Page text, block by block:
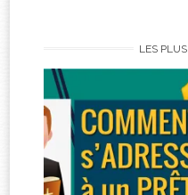
LES PLUS